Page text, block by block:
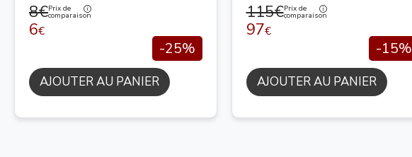
8€Prix de
comparaison
6€
-25%
AJOUTER AU PANIER
115€Prix de
comparaison
97€
-15%
AJOUTER AU PANIER